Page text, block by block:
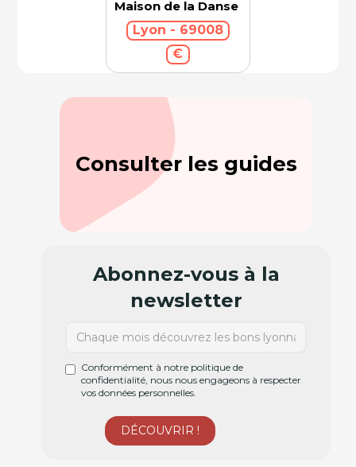
Maison de la Danse
Lyon - 69008
€
Consulter les guides
Abonnez-vous à la
newsletter
Conformément à notre politique de
confidentialité, nous nous engageons à respecter
vos données personnelles.